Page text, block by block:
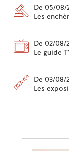
De 05/
Les
De 02/
Le guide
De 03/
Les